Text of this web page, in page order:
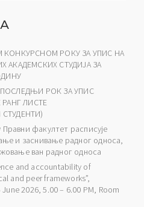
РОКУ ЗА УПИС НА
АКАДЕМСКИХ СТУДИЈА ЗА
РОК ЗА УПИС
ЛИСТЕ
факултет расписује
и заснивање радног односа,
ван радног односа
and accountability of
and peer frameworks”,
2026, 5.00 – 6.00 PM, Room